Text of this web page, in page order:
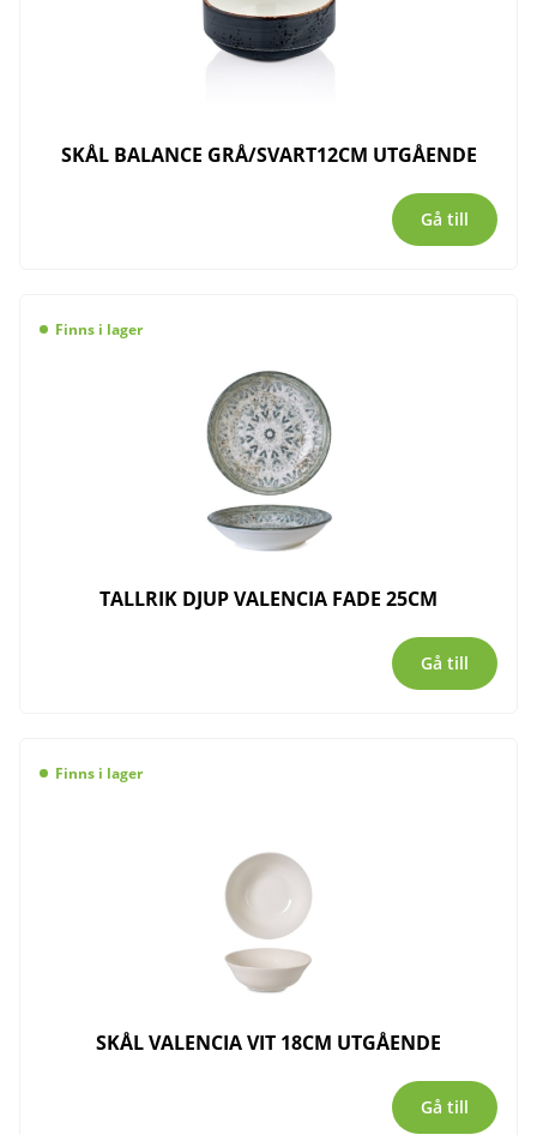
SKÅL BALANCE GRÅ/SVART12CM UTGÅENDE
Gå till
Finns i lager
TALLRIK DJUP VALENCIA FADE 25CM
Gå till
Finns i lager
SKÅL VALENCIA VIT 18CM UTGÅENDE
Gå till